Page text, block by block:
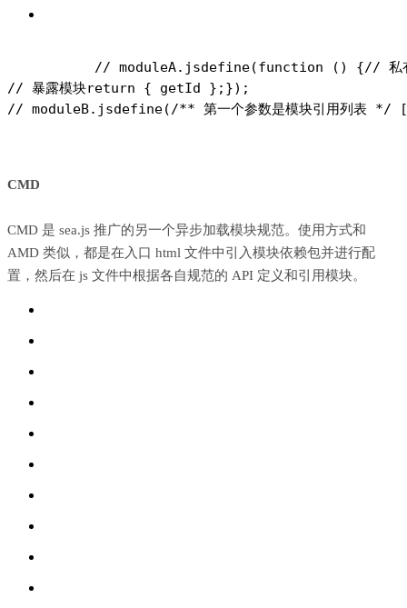
// moduleA.jsdefine(function () {// 私
// 暴露模块return { getId }; });
// moduleB.jsdefine(/** 第一个参数是模块引用列
CMD
CMD 是 sea.js 推广的另一个异步加载模块规范。使用方式和
AMD 类似，都是在入口 html 文件中引入模块依赖包并进行配
置，然后在 js 文件中根据各自规范的 API 定义和引用模块。